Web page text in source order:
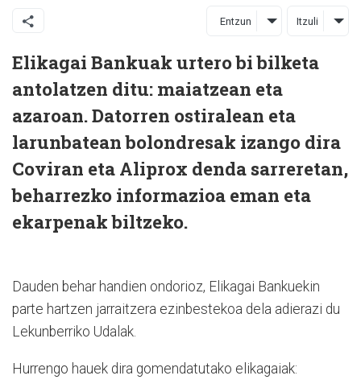
Entzun Itzuli
Elikagai Bankuak urtero bi bilketa
antolatzen ditu: maiatzean eta
azaroan. Datorren ostiralean eta
larunbatean bolondresak izango dira
Coviran eta Aliprox denda sarreretan,
beharrezko informazioa eman eta
ekarpenak biltzeko.
Dauden behar handien ondorioz, Elikagai Bankuekin
parte hartzen jarraitzera ezinbestekoa dela adierazi du
Lekunberriko Udalak.
Hurrengo hauek dira gomendatutako elikagaiak: